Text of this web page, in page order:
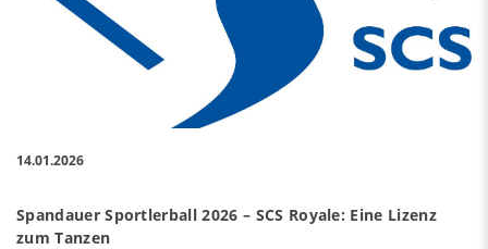
14.01.2026
Spandauer Sportlerball 2026 – SCS Royale: Eine Lizenz
zum Tanzen